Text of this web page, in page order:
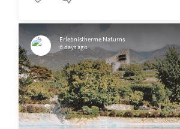
Erlebnistherme Naturns
6 days ago